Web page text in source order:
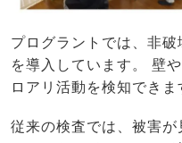
プログラントでは、非破
を導入しています。 壁
ロアリ活動を検知できま
従来の検査では、被害